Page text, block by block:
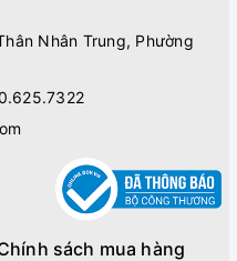
Nhân Trung, Phường
sách mua hàng